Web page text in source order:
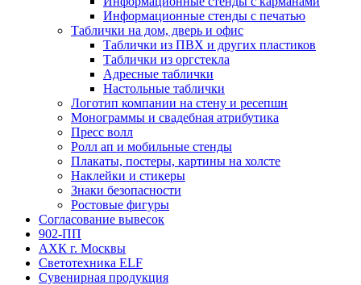
Информационные стенды с печатью
Таблички на дом, дверь и офис
Таблички из ПВХ и других пластиков
Таблички из оргстекла
Адресные таблички
Настольные таблички
Логотип компании на стену и ресепшн
Монограммы и свадебная атрибутика
Пресс волл
Ролл ап и мобильные стенды
Плакаты, постеры, картины на холсте
Наклейки и стикеры
Знаки безопасности
Ростовые фигуры
Согласование вывесок
902-ПП
АХК г. Москвы
Светотехника ELF
Сувенирная продукция